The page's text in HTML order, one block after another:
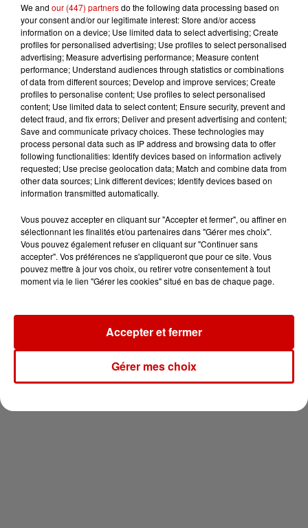
Gagnez vos entrées pour le
Musée du Sport Automobile au
Mans !
Alouette vous invite à
Futuroscope Xperiences !
Le Duel - Gagnez votre balade
en jet ski !
Newsletter
We and our (447) partnersdo the following data processing based on
your consent and/or our legitimate interest: Store and/or access
information on a device; Use limited data to select advertising; Create
profiles for personalised advertising; Use profiles to select personalised
advertising; Measure advertising performance; Measure content
performance; Understand audiences through statistics or combinations
of data from different sources; Develop and improve services; Create
profiles to personalise content; Use profiles to select personalised
content; Use limited data to select content; Ensure security, prevent and
detect fraud, and fix errors; Deliver and present advertising and content;
Save and communicate privacy choices. These technologies may
process personal data such as IP address and browsing data to offer
following functionalities: Identify devices based on information actively
requested; Use precise geolocation data; Match and combine data from
other data sources; Link different devices; Identify devices based on
information transmitted automatically.
Vous pouvez accepter en cliquant sur "Accepter et fermer", ou affiner en
sélectionnant les finalités et/ou partenaires dans "Gérer mes choix".
Vous pouvez également refuser en cliquant sur "Continuer sans
accepter". Vos préférences ne s'appliqueront que pour ce site. Vous
pouvez mettre à jour vos choix, ou retirer votre consentement à tout
moment via le lien "Gérer les cookies" situé en bas de chaque page.
Gérer mes choix
Accepter et fermer